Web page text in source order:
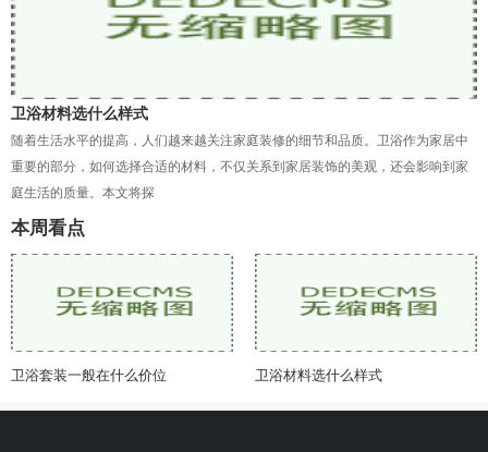
卫浴材料选什么样式
随着生活水平的提高，人们越来越关注家庭装修的细节和品质。卫浴作为家居中
重要的部分，如何选择合适的材料，不仅关系到家居装饰的美观，还会影响到家
庭生活的质量。本文将探
本周看点
卫浴套装一般在什么价位 卫浴材料选什么样式